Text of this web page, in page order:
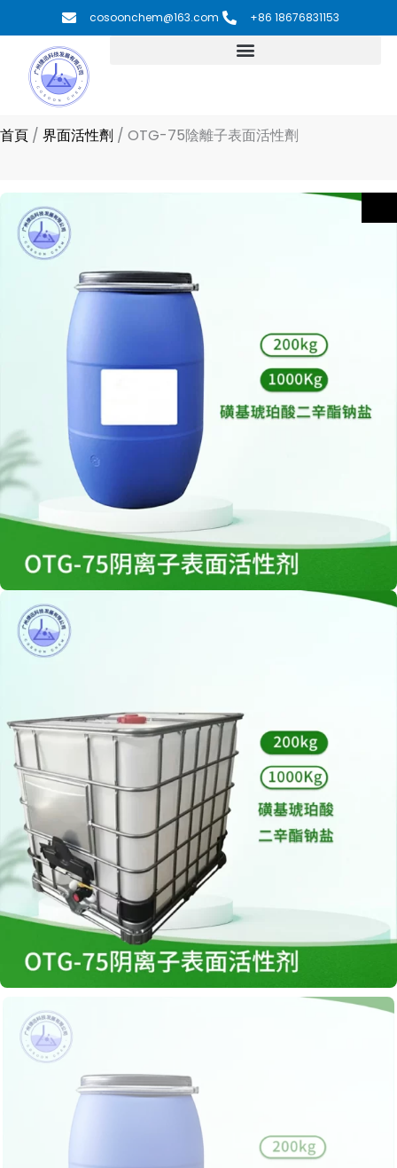
cosoonchem@163.com +86 18676831153
首頁 / 界面活性劑 / OTG-75陰離子表面活性劑